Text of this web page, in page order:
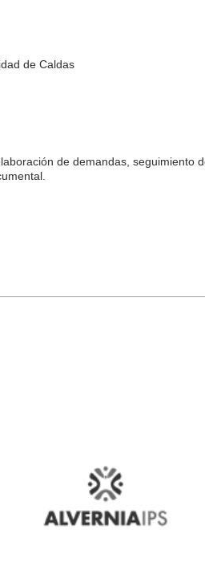
de Caldas
de demandas, seguimiento